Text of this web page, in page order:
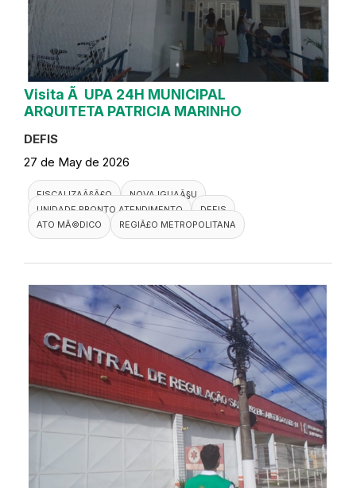
Visita Ã UPA 24H MUNICIPAL
ARQUITETA PATRICIA MARINHO
DEFIS
27 de May de 2026
FISCALIZAÃ§Ã£O
NOVA IGUAÃ§U
UNIDADE PRONTO ATENDIMENTO
DEFIS
ATO MÃ©DICO
REGIÃ£O METROPOLITANA